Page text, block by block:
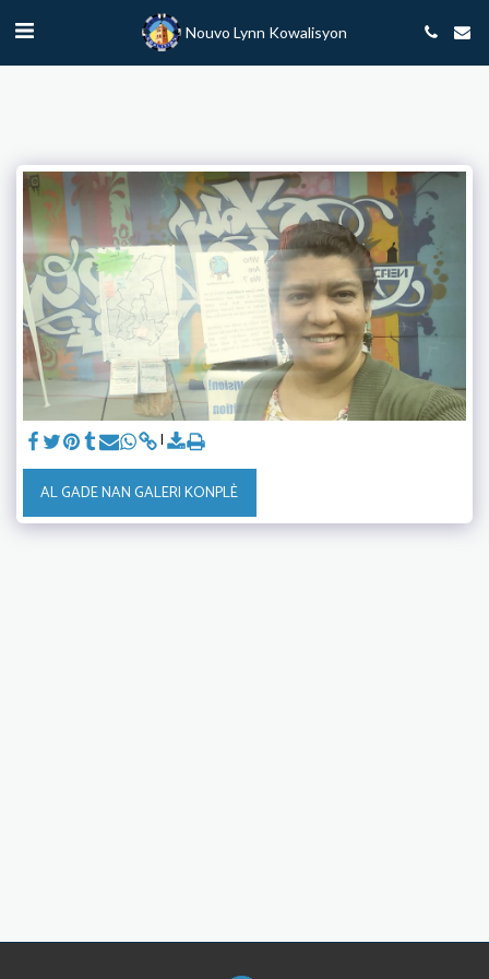
Nouvo Lynn Kowalisyon
AL GADE NAN GALERI KONPLÈ